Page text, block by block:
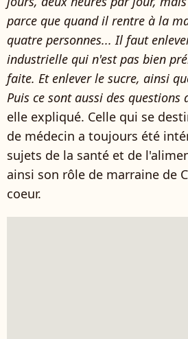
parce que quand il rentre à la
quatre personnes... Il faut
industrielle qui n'est pas bien
faite. Et enlever le sucre, ainsi
Puis ce sont aussi des questions
elle expliqué. Celle qui se
de médecin a toujours été
sujets de la santé et de
ainsi son rôle de marraine de
coeur.